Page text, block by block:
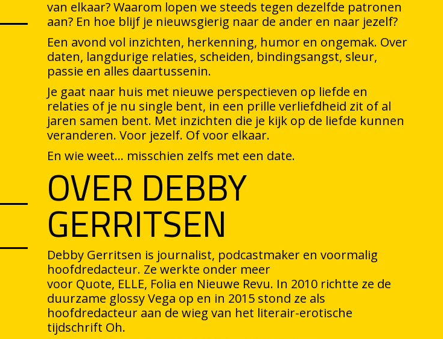
van elkaar? Waarom lopen we steeds tegen dezelfde patronen
aan? En hoe blijf je nieuwsgierig naar de ander en naar jezelf?
Een avond vol inzichten, herkenning, humor en ongemak. Over
daten, langdurige relaties, scheiden, bindingsangst, sleur,
passie en alles daartussenin.
Je gaat naar huis met nieuwe perspectieven op liefde en
relaties of je nu single bent, in een prille verliefdheid zit of al
jaren samen bent. Met inzichten die je kijk op de liefde kunnen
veranderen. Voor jezelf. Of voor elkaar.
En wie weet… misschien zelfs met een date.
OVER DEBBY
GERRITSEN
Debby Gerritsen is journalist, podcastmaker en voormalig
hoofdredacteur. Ze werkte onder meer
voor Quote, ELLE, Folia en Nieuwe Revu. In 2010 richtte ze de
duurzame glossy Vega op en in 2015 stond ze als
hoofdredacteur aan de wieg van het literair-erotische
tijdschrift Oh.